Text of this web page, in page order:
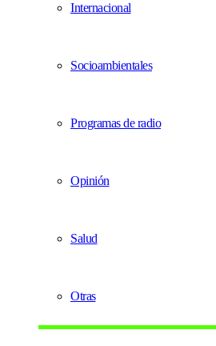
Internacional
Socioambientales
Programas de radio
Opinión
Salud
Otras